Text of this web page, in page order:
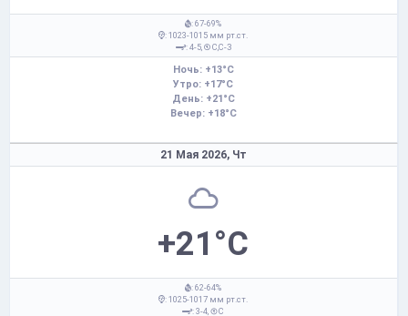
: 67-69%
: 1023-1015 мм рт.ст.
: 4-5,
С,С-З
Ночь: +13°C
Утро: +17°C
День: +21°C
Вечер: +18°C
21 Мая 2026, Чт
+21°C
: 62-64%
: 1025-1017 мм рт.ст.
: 3-4,
С